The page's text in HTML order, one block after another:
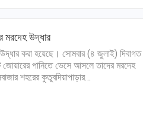
মরদেহ উদ্ধার
করা হয়েছে। সোমবার (৪ জুলাই) দিবাগত
জোয়ারের পানিতে ভেসে আসলে তাদের মরদেহ
শহরের কুতুবদিয়াপাড়ার…